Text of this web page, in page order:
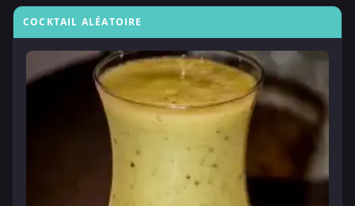
COCKTAIL ALÉATOIRE